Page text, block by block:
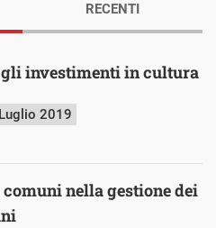
investimenti in cultura
2019
nella gestione dei
RECENTI